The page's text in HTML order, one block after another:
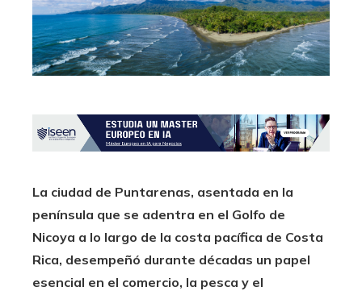
La ciudad de Puntarenas, asentada en la
península que se adentra en el Golfo de
Nicoya a lo largo de la costa pacífica de Costa
Rica, desempeñó durante décadas un papel
esencial en el comercio, la pesca y el